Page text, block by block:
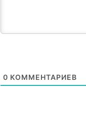
0 КОММЕНТАРИЕВ